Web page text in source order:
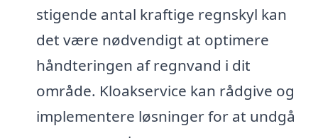
stigende antal kraftige regnskyl kan
det være nødvendigt at optimere
håndteringen af regnvand i dit
område. Kloakservice kan rådgive og
implementere løsninger for at undgå